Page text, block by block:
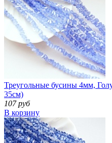
Треугольные бусины 4мм,
35см)
107 руб
В корзину